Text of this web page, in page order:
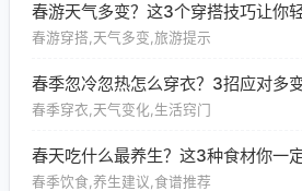
春游天气多变？这3个穿搭技巧让你
春游穿搭,天气多变,旅游提示
春季忽冷忽热怎么穿衣？3招应对多
春季穿衣,天气变化,生活窍门
春天吃什么最养生？这3种食材你一
春季饮食,养生建议,食谱推荐